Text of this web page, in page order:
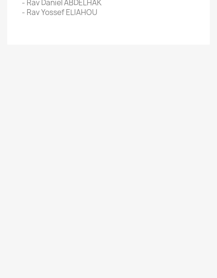
- Rav Daniel ABDELHAK
- Rav Yossef ELIAHOU